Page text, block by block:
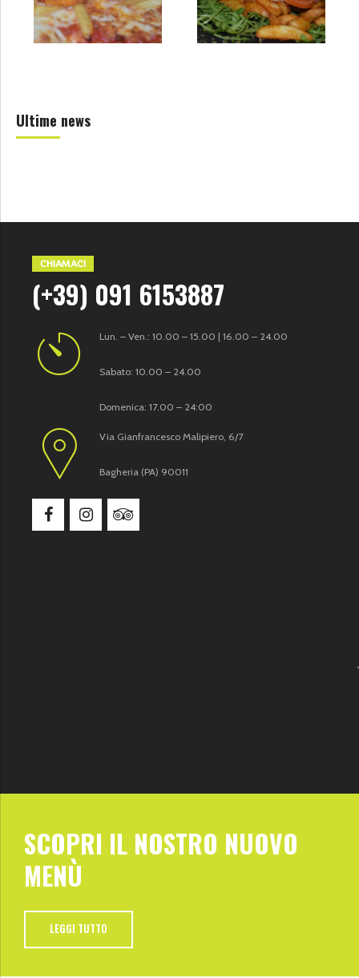
Ultime news
CHIAMACI
(+39) 091 6153887
Lun. – Ven.: 10.00 – 15.00 | 16.00 – 24.00
Sabato: 10.00 – 24.00
Domenica: 17.00 – 24:00
Via Gianfrancesco Malipiero, 6/7
Bagheria (PA) 90011
SCOPRI IL NOSTRO NUOVO
MENÙ
LEGGI TUTTO